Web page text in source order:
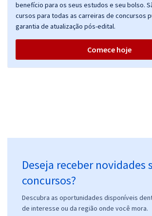
benefício para os seus estudos e seu bolso.
cursos para todas as carreiras de concursos
garantia de atualização pós-edital.
Comece hoje
Deseja receber novidades
concursos?
Descubra as oportunidades disponíveis
de interesse ou da região onde você mora.